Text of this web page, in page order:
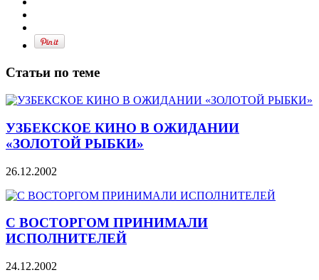
Статьи по теме
УЗБЕКСКОЕ КИНО В ОЖИДАНИИ
«ЗОЛОТОЙ РЫБКИ»
26.12.2002
С ВОСТОРГОМ ПРИНИМАЛИ
ИСПОЛНИТЕЛЕЙ
24.12.2002